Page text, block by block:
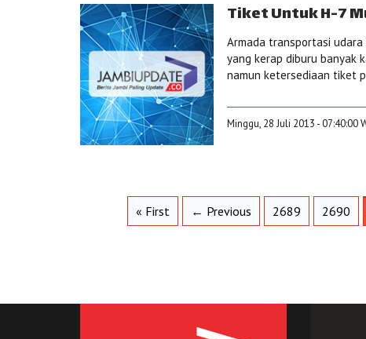
Tiket Untuk H-7
Armada transportasi
yang kerap diburu banyak
namun ketersediaan tiket
Minggu, 28 Juli 2013 - 07:40:00
« First ← Previous 2689 2690